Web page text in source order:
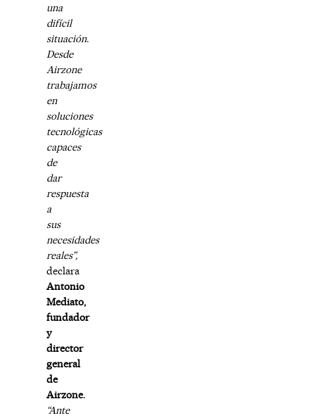
una
difícil
situación.
Desde
Airzone
trabajamos
en
soluciones
tecnológicas
capaces
de
dar
respuesta
a
sus
necesidades
reales”,
declara
Antonio
Mediato,
fundador
y
director
general
de
Airzone.
“Ante